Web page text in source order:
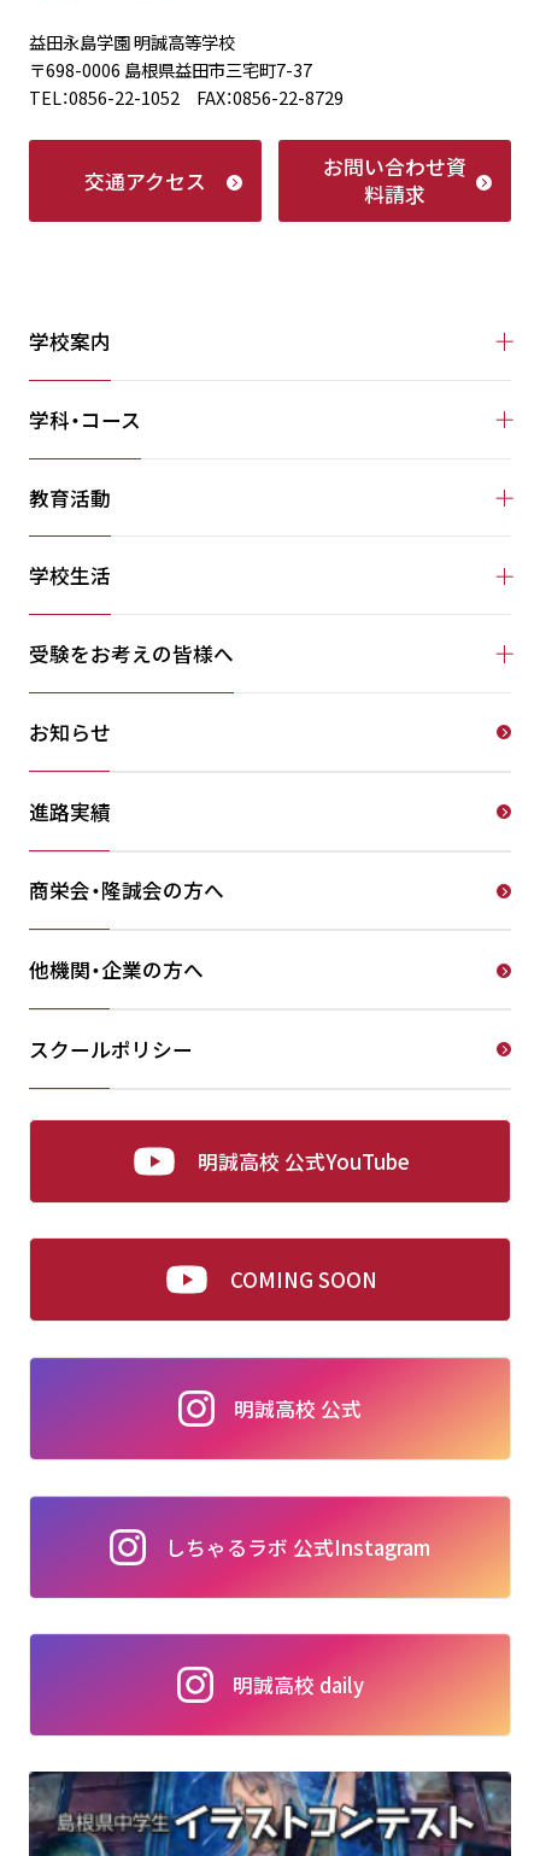
益田永島学園 明誠高等学校
〒698-0006 島根県益田市三宅町7-37
TEL：0856-22-1052 FAX：0856-22-8729
交通アクセス お問い合わせ資
料請求
学校案内
学科・コース
教育活動
学校生活
受験をお考えの皆様へ
お知らせ
進路実績
商栄会・隆誠会の方へ
他機関・企業の方へ
スクールポリシー
明誠高校 公式YouTube
COMING SOON
明誠高校 公式
しちゃるラボ 公式Instagram
明誠高校 daily